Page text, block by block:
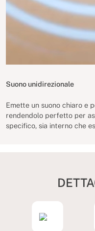
Suono unidirezionale
Emette un suono chiaro e
rendendolo perfetto per
specifico, sia interno che